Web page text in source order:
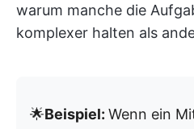
warum manche die
komplexer halten als
🌟Beispiel: Wenn ein